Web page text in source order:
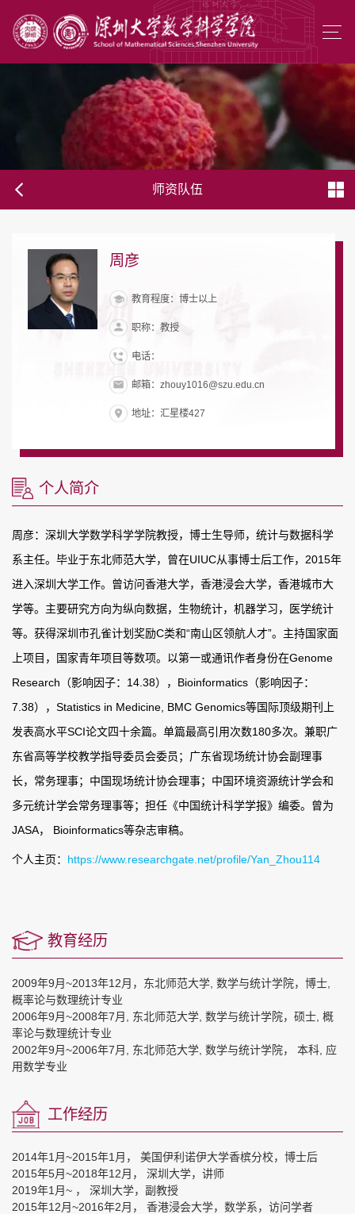
师资队伍
周彦
教育程度：博士以上
职称：教授
电话：
邮箱：zhouy1016@szu.edu.cn
地址：汇星楼427
个人简介
周彦：深圳大学数学科学学院教授，博士生导师，统计与数据科学
系主任。毕业于东北师范大学，曾在UIUC从事博士后工作，2015年
进入深圳大学工作。曾访问香港大学，香港浸会大学，香港城市大
学等。主要研究方向为纵向数据，生物统计，机器学习，医学统计
等。获得深圳市孔雀计划奖励C类和“南山区领航人才”。主持国家面
上项目，国家青年项目等数项。以第一或通讯作者身份在Genome
Research（影响因子：14.38），Bioinformatics（影响因子：
7.38），Statistics in Medicine, BMC Genomics等国际顶级期刊上
发表高水平SCI论文四十余篇。单篇最高引用次数180多次。兼职广
东省高等学校教学指导委员会委员；广东省现场统计协会副理事
长，常务理事；中国现场统计协会理事；中国环境资源统计学会和
多元统计学会常务理事等；担任《中国统计科学学报》编委。曾为
JASA， Bioinformatics等杂志审稿。
个人主页： https://www.researchgate.net/profile/Yan_Zhou114
教育经历
2009年9月~2013年12月，东北师范大学, 数学与统计学院，博士,
概率论与数理统计专业
2006年9月~2008年7月, 东北师范大学, 数学与统计学院，硕士, 概
率论与数理统计专业
2002年9月~2006年7月, 东北师范大学, 数学与统计学院， 本科, 应
用数学专业
工作经历
2014年1月~2015年1月， 美国伊利诺伊大学香槟分校，博士后
2015年5月~2018年12月， 深圳大学，讲师
2019年1月~ ， 深圳大学，副教授
2015年12月~2016年2月， 香港浸会大学，数学系，访问学者